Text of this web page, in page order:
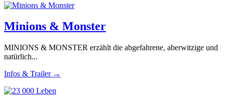
Minions & Monster
MINIONS & MONSTER erzählt die abgefahrene, aberwitzige und
natürlich...
Infos & Trailer →